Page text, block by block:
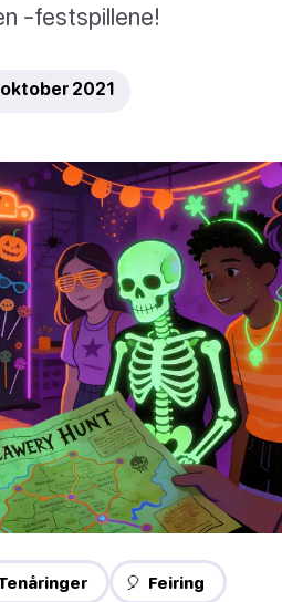
-festspillene!
2021
🎈 Feiring